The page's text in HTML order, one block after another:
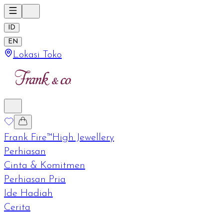
ID
EN
Lokasi Toko
Frank Fire™High Jewellery
Perhiasan
Cinta & Komitmen
Perhiasan Pria
Ide Hadiah
Cerita